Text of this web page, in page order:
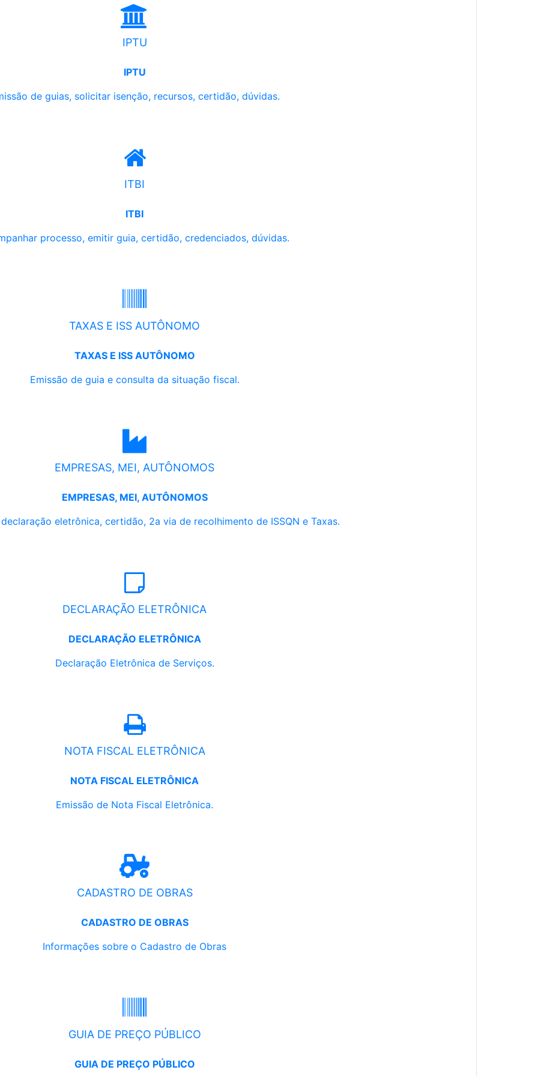
IPTU
IPTU
de guias, solicitar isenção, recursos, certidão, dúvidas.
ITBI
ITBI
processo, emitir guia, certidão, credenciados, dúvidas.
TAXAS E ISS AUTÔNOMO
TAXAS E ISS AUTÔNOMO
Emissão de guia e consulta da situação fiscal.
EMPRESAS, MEI, AUTÔNOMOS
EMPRESAS, MEI, AUTÔNOMOS
eletrônica, certidão, 2a via de recolhimento de ISSQN e Taxas.
DECLARAÇÃO ELETRÔNICA
DECLARAÇÃO ELETRÔNICA
Declaração Eletrônica de Serviços.
NOTA FISCAL ELETRÔNICA
NOTA FISCAL ELETRÔNICA
Emissão de Nota Fiscal Eletrônica.
CADASTRO DE OBRAS
CADASTRO DE OBRAS
Informações sobre o Cadastro de Obras
GUIA DE PREÇO PÚBLICO
GUIA DE PREÇO PÚBLICO